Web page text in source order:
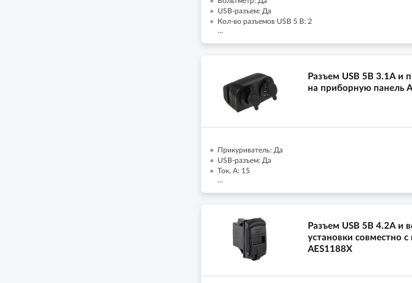
USB-разъем: Да
Кол-во разъемов USB 5 В: 2
...
Разъем USB 5В 3.1А и
на приборную панель
Прикуриватель: Да
USB-разъем: Да
Ток, А: 15
...
Разъем USB 5В 4.2А и
установки совместно
AES1188X